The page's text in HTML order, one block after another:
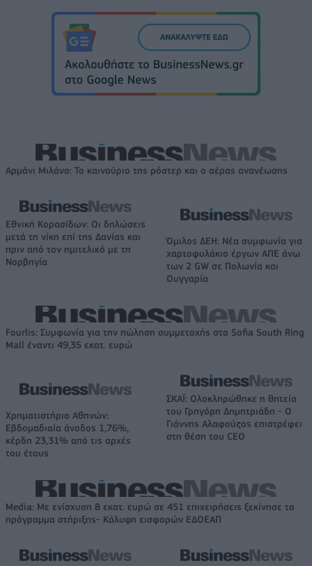
Αρμάνι Μιλάνο: Το καινούριο της ρόστερ και ο αέρας ανανέωσης
Εθνική Κορασίδων: Οι δηλώσεις
μετά τη νίκη επί της Δανίας και
πριν από τον ημιτελικό με τη
Νορβηγία
Όμιλος ΔΕΗ: Νέα συμφωνία για
χαρτοφυλάκιο έργων ΑΠΕ άνω
των 2 GW σε Πολωνία και
Ουγγαρία
Fourlis: Συμφωνία για την πώληση συμμετοχής στο Sofia South Ring
Mall έναντι 49,35 εκατ. ευρώ
Χρηματιστήριο Αθηνών:
Εβδομαδιαία άνοδος 1,76%,
κέρδη 23,31% από τις αρχές
του έτους
ΣΚΑΪ: Ολοκληρώθηκε η θητεία
του Γρηγόρη Δημητριάδη - Ο
Γιάννης Αλαφούζος επιστρέφει
στη θέση του CEO
Media: Με ενίσχυση 8 εκατ. ευρώ σε 451 επιχειρήσεις ξεκίνησε το
πρόγραμμα στήριξης- Κάλυψη εισφορών ΕΔΟΕΑΠ